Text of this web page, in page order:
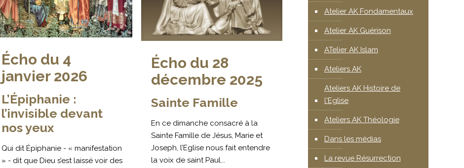
Écho du 4
janvier 2026
L’Épiphanie :
l’invisible devant
nos yeux
Qui dit Épiphanie - « manifestation
» - dit que Dieu s’est laissé voir des
Écho du 28
décembre 2025
Sainte Famille
En ce dimanche consacré à la
Sainte Famille de Jésus, Marie et
Joseph, l’Eglise nous fait entendre
la voix de saint Paul...
Atelier AK Fondamentaux
Atelier AK Guérison
ATelier AK Islam
Ateliers AK
Ateliers AK Histoire de
l'Eglise
Ateliers AK Théologie
Dans les médias
La revue Résurrection